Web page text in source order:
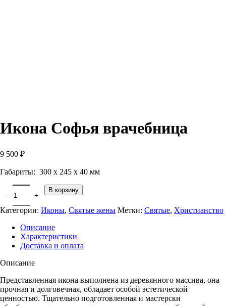
Икона Софья врачебница
9 500 ₽
Габариты: 300 х 245 х 40 мм
В корзину
Категории: Иконы, Святые жены Метки: Святые, Христианство
Описание
Характеристики
Доставка и оплата
Описание
Представленная икона выполнена из деревянного массива, она
прочная и долговечная, обладает особой эстетической
ценностью. Тщательно подготовленная и мастерски